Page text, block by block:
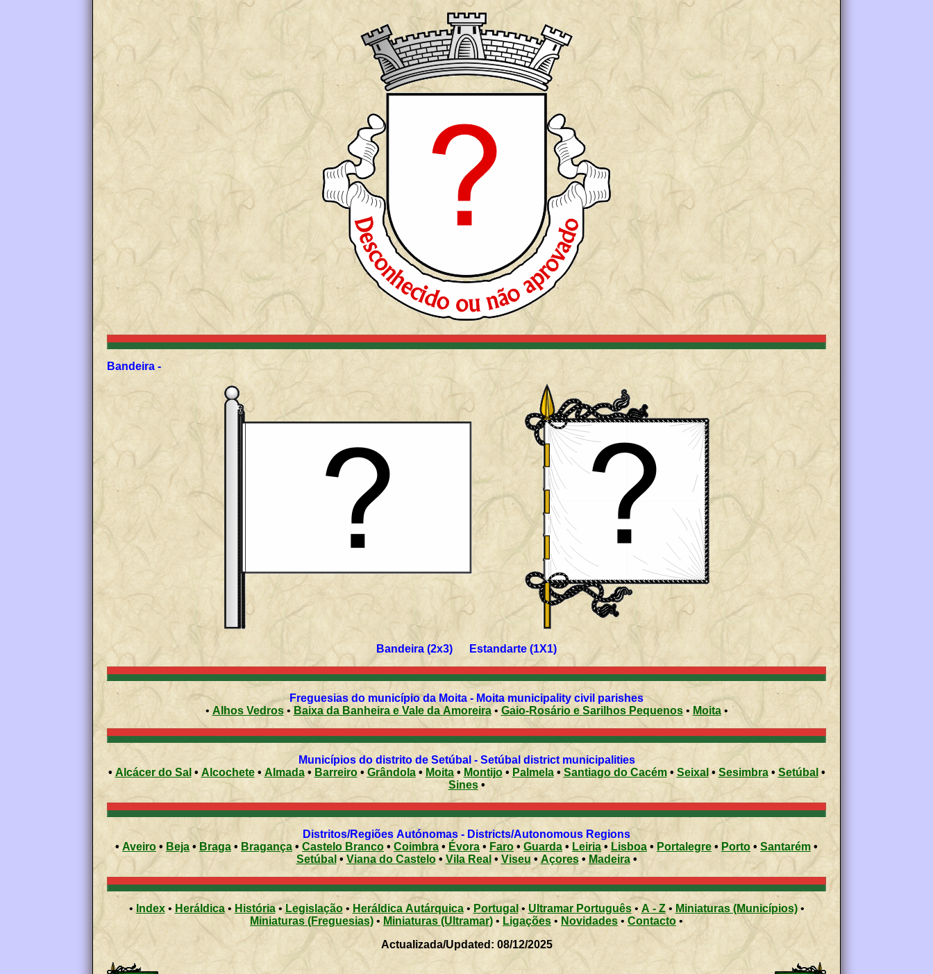
Bandeira -
Bandeira (2x3) Estandarte (1X1)
Freguesias do município da Moita - Moita municipality civil parishes
• Alhos Vedros•Baixa da Banheira e Vale da Amoreira• Gaio-Rosário e Sarilhos Pequenos• Moita•
Municípios do distrito de Setúbal - Setúbal district municipalities
• Alcácer do Sal • Alcochete•Almada• Barreiro• Grândola• Moita• Montijo• Palmela• Santiago do Cacém• Seixal • Sesimbra• Setúbal •
Sines•
Distritos/Regiões Autónomas - Districts/Autonomous Regions
•Aveiro • Beja • Braga • Bragança •Castelo Branco • Coimbra • Évora • Faro • Guarda• Leiria • Lisboa • Portalegre • Porto • Santarém •
Setúbal •Viana do Castelo• Vila Real • Viseu • Açores • Madeira •
•Index• Heráldica• História • Legislação • Heráldica Autárquica•Portugal • Ultramar Português• A - Z• Miniaturas (Municípios)•
Miniaturas (Freguesias) • Miniaturas (Ultramar) • Ligações • Novidades •Contacto •
Actualizada/Updated: 08/12/2025